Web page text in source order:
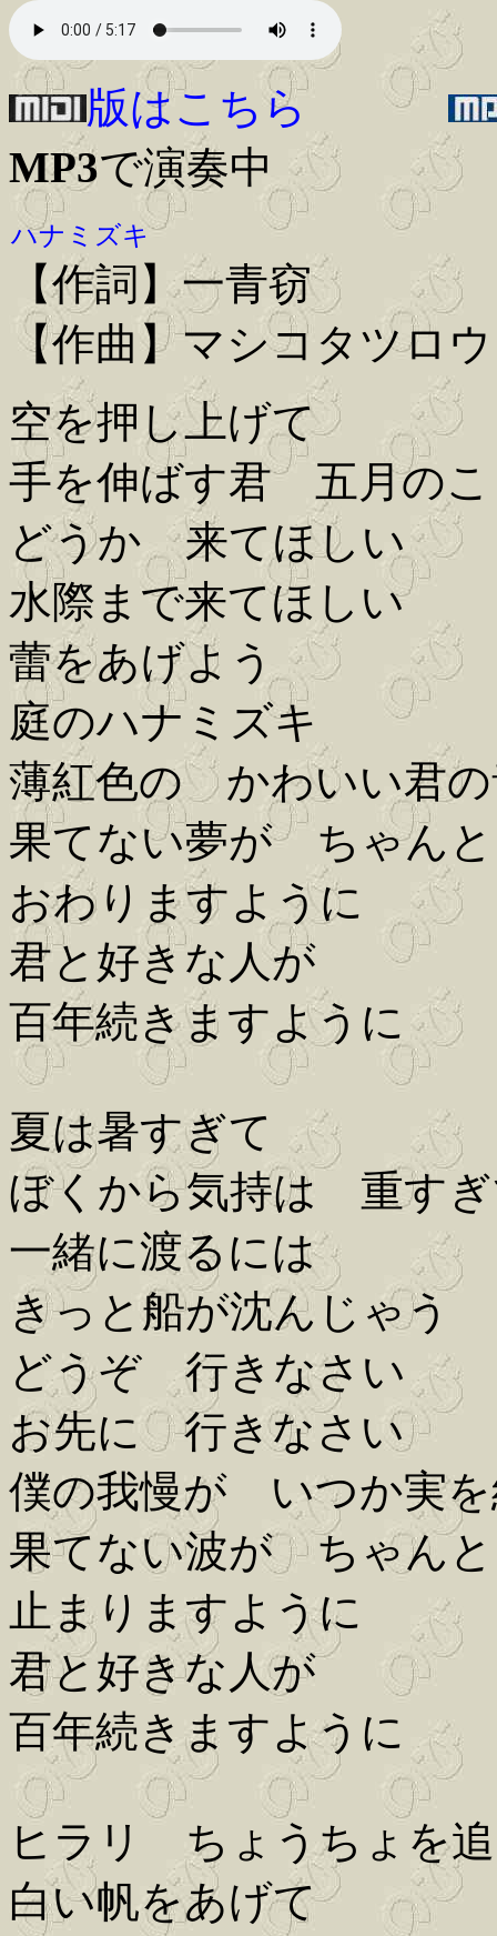
版はこちら
MP3で演奏中
ハナミズキ
【作詞】一青窃
【作曲】マシコタツロウ
空を押し上げて
手を伸ばす君 五月の
どうか 来てほしい
水際まで来てほしい
蕾をあげよう
庭のハナミズキ
薄紅色の かわいい君
果てない夢が ちゃんと
おわりますように
君と好きな人が
百年続きますように
夏は暑すぎて
ぼくから気持は 重す
一緒に渡るには
きっと船が沈んじゃう
どうぞ 行きなさい
お先に 行きなさい
僕の我慢が いつか実を
果てない波が ちゃんと
止まりますように
君と好きな人が
百年続きますように
ヒラリ ちょうちょを
白い帆をあげて